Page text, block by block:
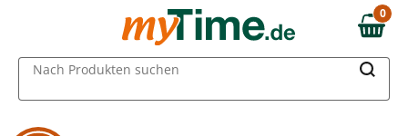
Zum Hauptinhalt springen
Zur Navigation springen
Zur Suche springen
0,00 €
0
Nach Produkten suchen